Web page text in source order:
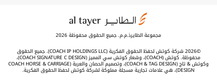
مجموعة الطايرذ.م.م. جميع الحقوق محفوظة 2026
©2026 شركة كوتش لحفظ الحقوق الفكرية (COACH IP HOLDINGS LLC). جميع الحقوق
محفوظة. كوتش (COACH)، وشعار كوتش سي المميز (COACH SIGNATURE C DESIGN)،
وكوتش & تاج (COACH & TAG DESIGN)، وتصميم الحصان والعربة (COACH HORSE & CARRIAGE
DESIGN)، هي علامات تجارية مسجلة مملوكة لشركة كوتش لحفظ الحقوق الفكرية.